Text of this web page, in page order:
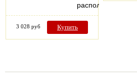
расположен…
3 028 руб Купить